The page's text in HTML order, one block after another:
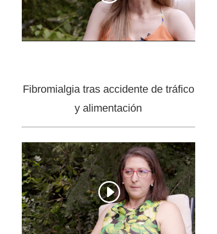
Fibromialgia tras accidente de tráfico
y alimentación